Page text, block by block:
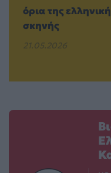
όρια της
σκηνής
21.05.2026